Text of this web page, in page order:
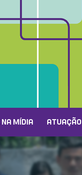
NA MÍDIA ATUAÇÃO